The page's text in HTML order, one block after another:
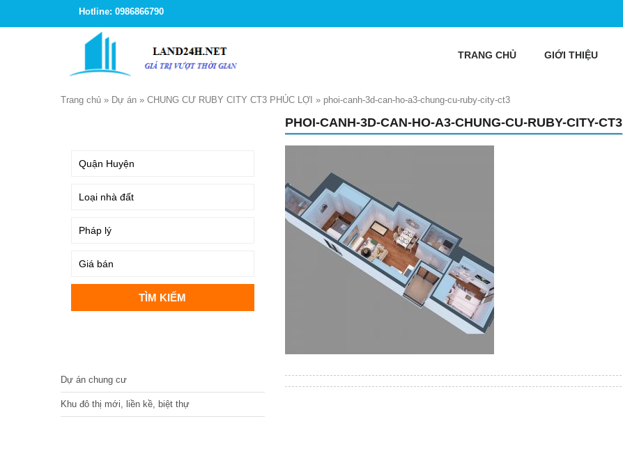
Hotline: 0986866790
TRANG CHỦ GIỚI THIỆU
Trang chủ » Dự án » CHUNG CƯ RUBY CITY CT3 PHÚC LỢI » phoi-canh-3d-can-ho-a3-chung-cu-ruby-city-ct3
PHOI-CANH-3D-CAN-HO-A3-CHUNG-CU-RUBY-CITY-CT3
Dự án chung cư
Khu đô thị mới, liền kề, biệt thự